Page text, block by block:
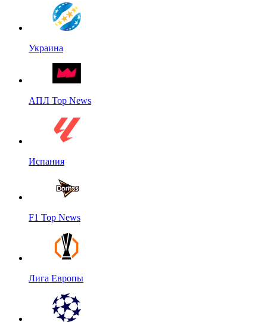
Украина
АПЛ Top News
Испания
F1 Top News
Лига Европы